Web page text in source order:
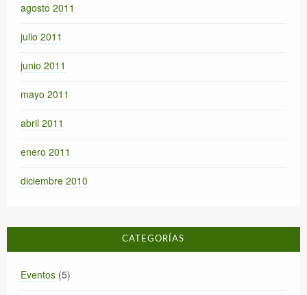
agosto 2011
julio 2011
junio 2011
mayo 2011
abril 2011
enero 2011
diciembre 2010
CATEGORÍAS
Eventos (5)